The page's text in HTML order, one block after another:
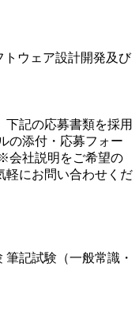
トウェア設計開発及び
下記の応募書類を採用
の添付・応募フォー
会社説明をご希望の
軽にお問い合わせくだ
筆記試験（一般常識・